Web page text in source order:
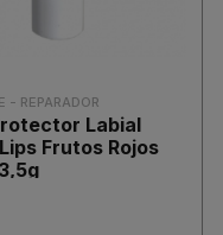
- REPARADOR
Labial
Frutos Rojos